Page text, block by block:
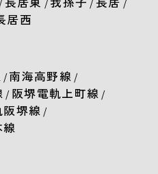
/ / / /
居西
/南海高野線 /
/ 阪堺電軌上町線 /
堺線 /